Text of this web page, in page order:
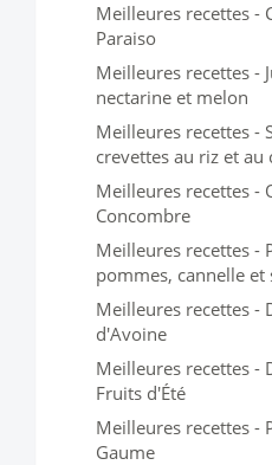
Meilleures recettes -
Paraiso
Meilleures recettes -
nectarine et melon
Meilleures recettes -
crevettes au riz et au
Meilleures recettes -
Concombre
Meilleures recettes -
pommes, cannelle et
Meilleures recettes -
d'Avoine
Meilleures recettes -
Fruits d'Été
Meilleures recettes -
Gaume